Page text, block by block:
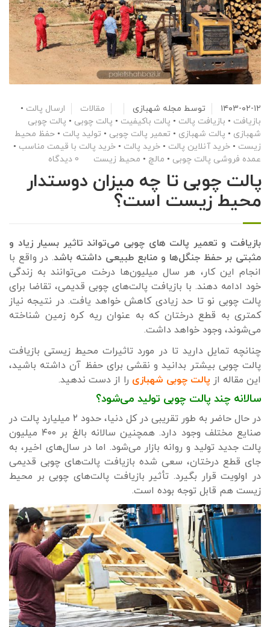
۱۴۰۳-۰۲-۱۲ توسط مجله شهبازی مقالات ارسال پالت •
بازیافت • بازیافت پالت • پالت باکیفیت • پالت چوبی • پالت چوبی
شهبازی • پالت شهبازی • تعمیر پالت چوبی • تولید پالت • حفظ محیط
زیست • خرید آنلاین پالت • خرید پالت • خرید پالت با قیمت مناسب •
عمده فروشی پالت چوبی • مالچ • محیط زیست 0 دیدگاه
پالت چوبی تا چه میزان دوستدار
محیط زیست است؟
بازیافت و تعمیر پالت های چوبی می‌تواند تاثیر بسیار زیاد و
مثبتی بر حفظ جنگل‌ها و منابع طبیعی داشته باشد. در واقع با
انجام این کار، هر سال میلیون‌ها درخت می‌توانند به زندگی
خود ادامه دهند. با بازیافت پالت‌های چوبی قدیمی، تقاضا برای
پالت چوبی نو تا حد زیادی کاهش خواهد یافت. در نتیجه نیاز
کمتری به قطع درختان که به عنوان ریه کره زمین شناخته
می‌شوند، وجود خواهد داشت.
چنانچه تمایل دارید تا در مورد تاثیرات محیط زیستی بازیافت
پالت چوبی بیشتر بدانید و نقشی برای حفظ آن داشته باشید،
این مقاله از پالت چوبی شهبازی را از دست ندهید.
سالانه چند پالت چوبی تولید می‌شود؟
در حال حاضر به طور تقریبی در کل دنیا، حدود ۲ میلیارد پالت در
صنایع مختلف وجود دارد. همچنین سالانه بالغ بر ۴۰۰ میلیون
پالت جدید تولید و روانه بازار می‌شود. اما در سال‌های اخیر، به
جای قطع درختان، سعی شده بازیافت پالت‌های چوبی قدیمی
در اولویت قرار بگیرد. تأثیر بازیافت پالت‌های چوبی بر محیط
زیست هم قابل توجه بوده است.